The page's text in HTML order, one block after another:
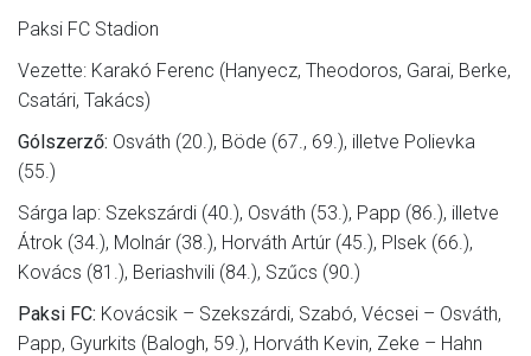
Paksi FC Stadion
Vezette: Karakó Ferenc (Hanyecz, Theodoros, Garai, Berke,
Csatári, Takács)
Gólszerző: Osváth (20.), Böde (67., 69.), illetve Polievka
(55.)
Sárga lap: Szekszárdi (40.), Osváth (53.), Papp (86.), illetve
Átrok (34.), Molnár (38.), Horváth Artúr (45.), Plsek (66.),
Kovács (81.), Beriashvili (84.), Szűcs (90.)
Paksi FC: Kovácsik – Szekszárdi, Szabó, Vécsei – Osváth,
Papp, Gyurkits (Balogh, 59.), Horváth Kevin, Zeke – Hahn